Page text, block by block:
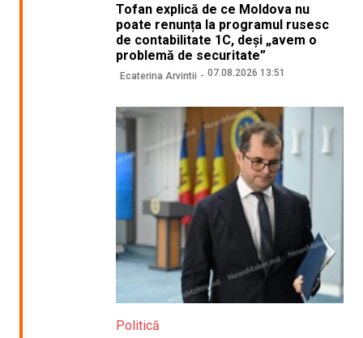
Tofan explică de ce Moldova nu
poate renunța la programul rusesc
de contabilitate 1C, deși „avem o
problemă de securitate”
Ecaterina Arvintii 07.08.2026 13:51
Politică